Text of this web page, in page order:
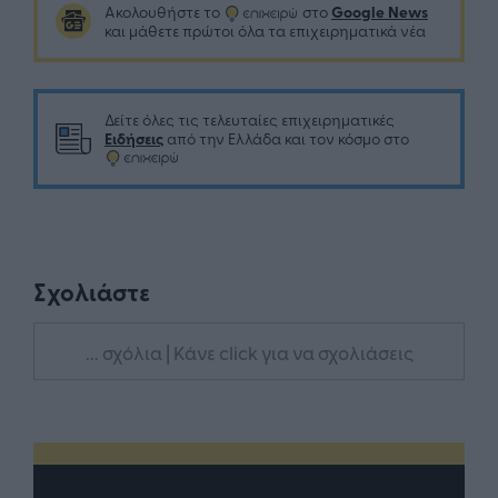
Ακολουθήστε το στο Google News
και μάθετε πρώτοι όλα τα επιχειρηματικά νέα
Δείτε όλες τις τελευταίες επιχειρηματικές
Ειδήσεις από την Ελλάδα και τον κόσμο στο
Σχολιάστε
... σχόλια | Κάνε click για να σχολιάσεις